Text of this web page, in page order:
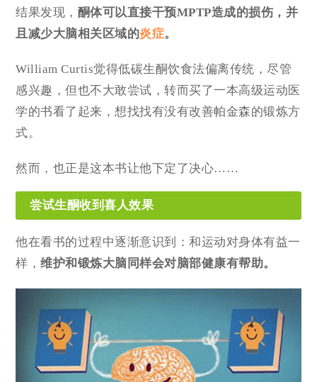
结果发现， 酮体可以直接干预MPTP造成的损伤，并
且减少大脑相关区域的炎症。
William Curtis觉得低碳生酮饮食法偏离传统，尽管
感兴趣，但也不大敢尝试，转而买了一本高级运动医
学的书看了起来，想找找有没有改善帕金森的锻炼方
式。
然而，也正是这本书让他下定了决心……
尝试生酮收到喜人效果
他在看书的过程中逐渐意识到：和运动对身体有益一
样，维护和锻炼大脑 同样会对脑部健康有帮助。